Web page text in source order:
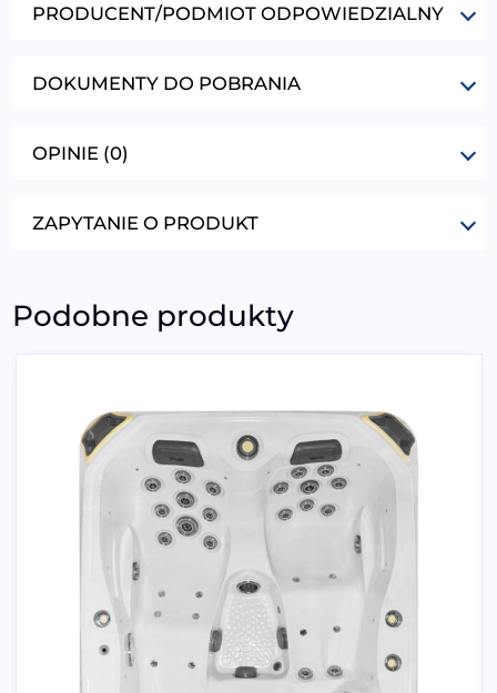
PRODUCENT/PODMIOT ODPOWIEDZIALNY
DOKUMENTY DO POBRANIA
OPINIE (0)
ZAPYTANIE O PRODUKT
Podobne produkty